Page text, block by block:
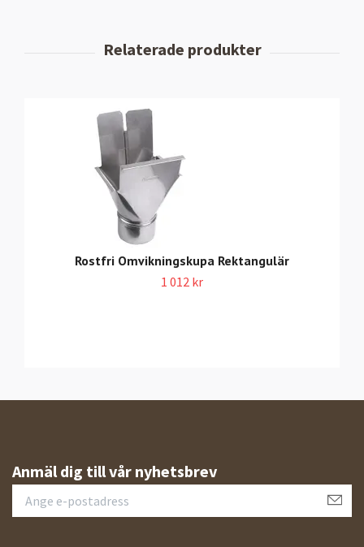
Rostfri Omvikningskupa Rektangulär
1 012 kr
Anmäl dig till vår nyhetsbrev